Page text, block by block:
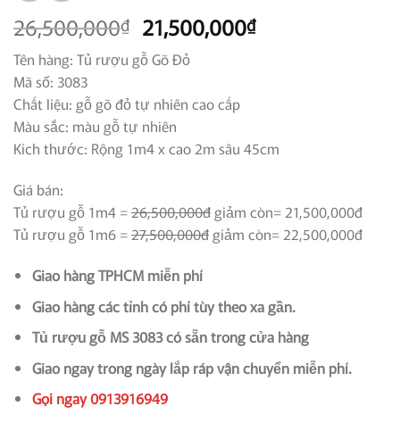
26,500,000₫ Giá
gốc
là:
26,500,000₫.
21,500,000₫Giá
Tên hàng: Tủ rượu gỗ Gõ Đỏ
Mã số: 3083
Chất liệu: gỗ gõ đỏ tự nhiên cao cấp
Màu sắc: màu gỗ tự nhiên
Kích thước: Rộng 1m4 x cao 2m sâu 45cm
Giá bán:
Tủ rượu gỗ 1m4 =26,500,000đ giảm còn= 21,500,000đ
Tủ rượu gỗ 1m6 =27,500,000đ giảm còn= 22,500,000đ
Giao hàng TPHCM miễn phí
Giao hàng các tỉnh có phí tùy theo xa gần.
Tủ rượu gỗ MS 3083 có sẵn trong cửa hàng
Giao ngay trong ngày lắp ráp vận chuyển miễn phí.
Gọi ngay 0913916949